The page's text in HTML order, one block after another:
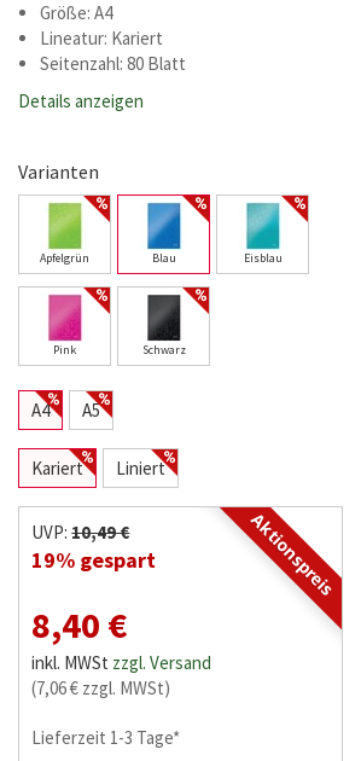
Größe: A4
Lineatur: Kariert
Seitenzahl: 80 Blatt
Details anzeigen
Varianten
Apfelgrün Blau Eisblau
Pink Schwarz
A4 A5
Kariert Liniert
Aktionspreis
UVP:10,49 €
19% gespart
8,40 €
inkl. MWSt zzgl. Versand
(7,06 € zzgl. MWSt)
Lieferzeit 1-3 Tage*